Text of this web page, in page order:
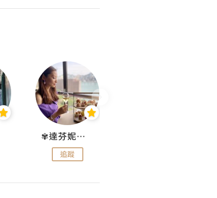
✾達芬妮•愛孩子•愛生活✾
追蹤